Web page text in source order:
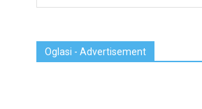
Oglasi - Advertisement